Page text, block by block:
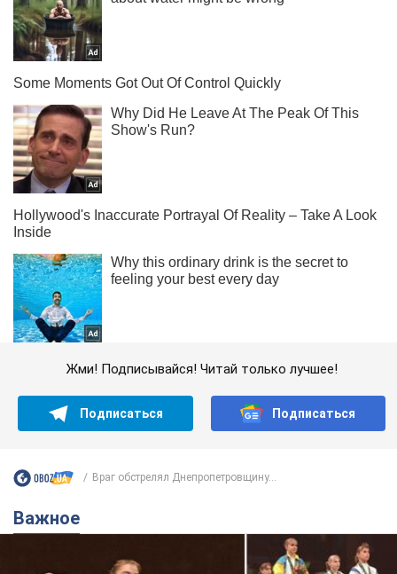
Жми! Подписывайся! Читай только лучшее!
Подписаться Подписаться
Враг обстрелял Днепропетровщину...
Важное